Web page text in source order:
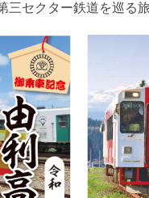
三セクター鉄道を巡る